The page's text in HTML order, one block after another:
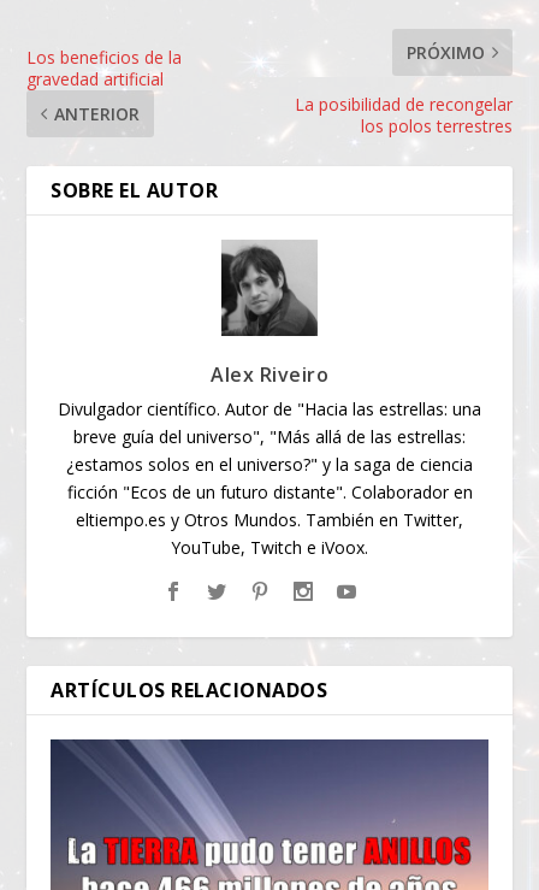
Los beneficios de la
gravedad artificial
ANTERIOR
PRÓXIMO
La posibilidad de recongelar
los polos terrestres
SOBRE EL AUTOR
Alex Riveiro
Divulgador científico. Autor de "Hacia las estrellas: una
breve guía del universo", "Más allá de las estrellas:
¿estamos solos en el universo?" y la saga de ciencia
ficción "Ecos de un futuro distante". Colaborador en
eltiempo.es y Otros Mundos. También en Twitter,
YouTube, Twitch e iVoox.
ARTÍCULOS RELACIONADOS